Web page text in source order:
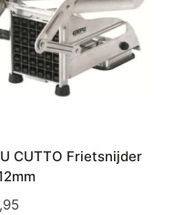
CUTTO Frietsnijder